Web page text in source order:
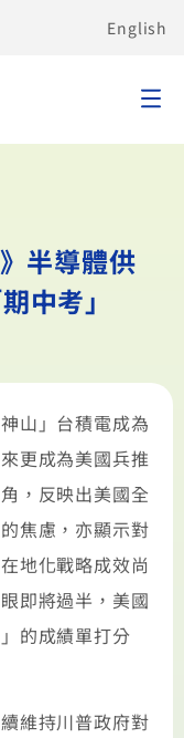
English
半導體供
中考」
山」台積電成為
更成為美國兵推
，反映出美國全
焦慮，亦顯示對
地化戰略成效尚
即將過半，美國
的成績單打分
維持川普政府對